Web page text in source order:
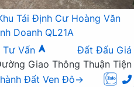
Tái Định Cư Hoàng Văn
Doanh QL21A
Tư Vấn
Đất Đấu Giá
Giao Thông Thuận Tiện
Đất Ven Đô→